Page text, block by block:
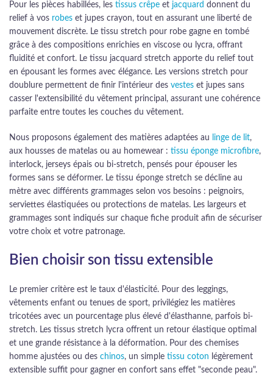
Pour les pièces habillées, les tissus crêpe et jacquard donnent du
relief à vos robes et jupes crayon, tout en assurant une liberté de
mouvement discrète. Le tissu stretch pour robe gagne en tombé
grâce à des compositions enrichies en viscose ou lycra, offrant
fluidité et confort. Le tissu jacquard stretch apporte du relief tout
en épousant les formes avec élégance. Les versions stretch pour
doublure permettent de finir l'intérieur des vestes et jupes sans
casser l'extensibilité du vêtement principal, assurant une cohérence
parfaite entre toutes les couches du vêtement.
Nous proposons également des matières adaptées au linge de lit,
aux housses de matelas ou au homewear : tissu éponge microfibre,
interlock, jerseys épais ou bi-stretch, pensés pour épouser les
formes sans se déformer. Le tissu éponge stretch se décline au
mètre avec différents grammages selon vos besoins : peignoirs,
serviettes élastiquées ou protections de matelas. Les largeurs et
grammages sont indiqués sur chaque fiche produit afin de sécuriser
votre choix et votre patronage.
Bien choisir son tissu extensible
Le premier critère est le taux d'élasticité. Pour des leggings,
vêtements enfant ou tenues de sport, privilégiez les matières
tricotées avec un pourcentage plus élevé d'élasthanne, parfois bi-
stretch. Les tissus stretch lycra offrent un retour élastique optimal
et une grande résistance à la déformation. Pour des chemises
homme ajustées ou des chinos, un simple tissu coton légèrement
extensible suffit pour gagner en confort sans effet "seconde peau".